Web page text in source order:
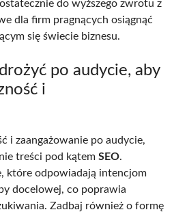
do wyższego zwrotu z
dla firm pragnących osiągnąć
się świecie biznesu.
po audycie, aby
i
i zaangażowanie po audycie,
treści pod kątem SEO.
które odpowiadają intencjom
docelowej, co poprawia
Zadbaj również o formę